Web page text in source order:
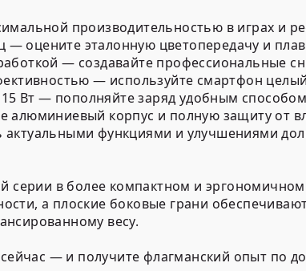
производительностью в играх и
— оцените эталонную цветопередачу и
— создавайте профессиональные
— используйте смартфон
Вт — пополняйте заряд удобным
корпус и полную защиту от
функциями и улучшениями
серии в более компактном и
а плоские боковые грани
весу.
— и получите флагманский опыт по